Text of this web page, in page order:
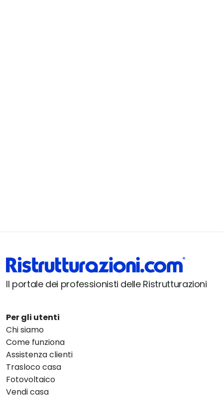
Il portale dei professionisti delle Ristrutturazioni
Per gli utenti
Chi siamo
Come funziona
Assistenza clienti
Trasloco casa
Fotovoltaico
Vendi casa